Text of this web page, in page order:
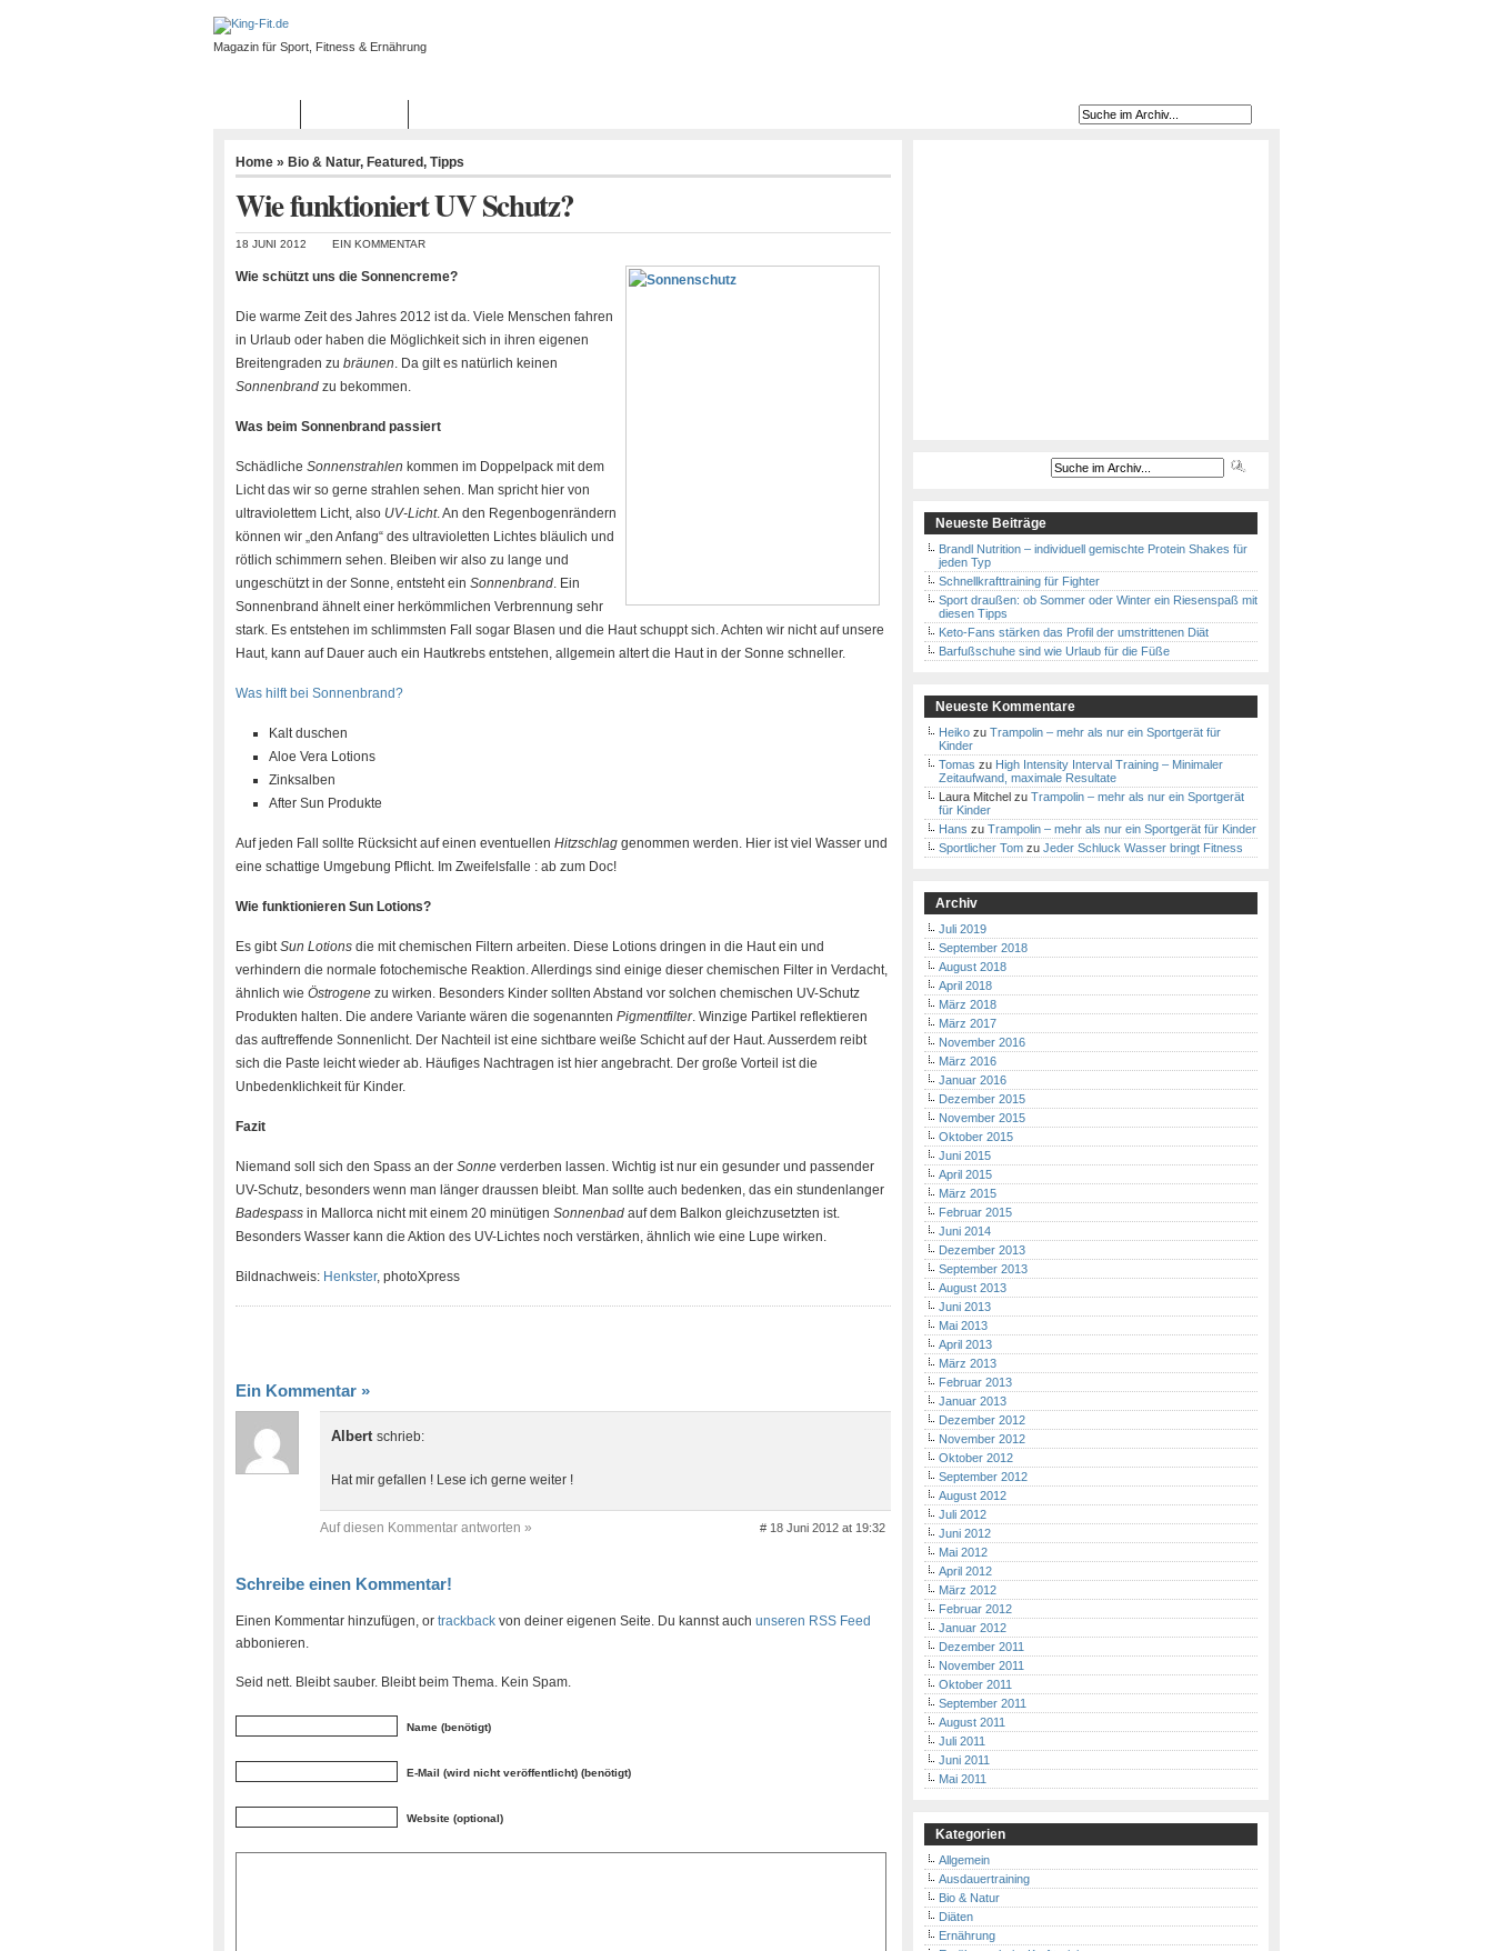
Magazin für Sport, Fitness & Ernährung
Home » Bio & Natur, Featured, Tipps
Wie funktioniert UV Schutz?
18 JUNI 2012 EIN KOMMENTAR
Wie schützt uns die Sonnencreme?
Die warme Zeit des Jahres 2012 ist da. Viele Menschen fahren
in Urlaub oder haben die Möglichkeit sich in ihren eigenen
Breitengraden zu bräunen. Da gilt es natürlich keinen
Sonnenbrand zu bekommen.
Was beim Sonnenbrand passiert
Schädliche Sonnenstrahlen kommen im Doppelpack mit dem
Licht das wir so gerne strahlen sehen. Man spricht hier von
ultraviolettem Licht, also UV-Licht. An den Regenbogenrändern
können wir „den Anfang“ des ultravioletten Lichtes bläulich und
rötlich schimmern sehen. Bleiben wir also zu lange und
ungeschützt in der Sonne, entsteht ein Sonnenbrand. Ein
Sonnenbrand ähnelt einer herkömmlichen Verbrennung sehr
stark. Es entstehen im schlimmsten Fall sogar Blasen und die Haut schuppt sich. Achten wir nicht auf unsere
Haut, kann auf Dauer auch ein Hautkrebs entstehen, allgemein altert die Haut in der Sonne schneller.
Was hilft bei Sonnenbrand?
Kalt duschen
Aloe Vera Lotions
Zinksalben
After Sun Produkte
Auf jeden Fall sollte Rücksicht auf einen eventuellen Hitzschlag genommen werden. Hier ist viel Wasser und
eine schattige Umgebung Pflicht. Im Zweifelsfalle : ab zum Doc!
Wie funktionieren Sun Lotions?
Es gibtSun Lotions die mit chemischen Filtern arbeiten. Diese Lotions dringen in die Haut ein und
verhindern die normale fotochemische Reaktion. Allerdings sind einige dieser chemischen Filter in Verdacht,
ähnlich wie Östrogene zu wirken. Besonders Kinder sollten Abstand vor solchen chemischen UV-Schutz
Produkten halten. Die andere Variante wären die sogenannten Pigmentfilter. Winzige Partikel reflektieren
das auftreffende Sonnenlicht. Der Nachteil ist eine sichtbare weiße Schicht auf der Haut. Ausserdem reibt
sich die Paste leicht wieder ab. Häufiges Nachtragen ist hier angebracht. Der große Vorteil ist die
Unbedenklichkeit für Kinder.
Fazit
Niemand soll sich den Spass an der Sonne verderben lassen. Wichtig ist nur ein gesunder und passender
UV-Schutz, besonders wenn man länger draussen bleibt. Man sollte auch bedenken, das ein stundenlanger
Badespass in Mallorca nicht mit einem 20 minütigen Sonnenbad auf dem Balkon gleichzusetzten ist.
Besonders Wasser kann die Aktion des UV-Lichtes noch verstärken, ähnlich wie eine Lupe wirken.
Bildnachweis: Henkster, photoXpress
Ein Kommentar »
Albert schrieb:
Hat mir gefallen ! Lese ich gerne weiter !
Auf diesen Kommentar antworten » # 18 Juni 2012 at 19:32
Schreibe einen Kommentar!
Einen Kommentar hinzufügen, or trackback von deiner eigenen Seite. Du kannst auch unseren RSS Feed
abbonieren.
Seid nett. Bleibt sauber. Bleibt beim Thema. Kein Spam.
Name (benötigt)
E-Mail (wird nicht veröffentlicht) (benötigt)
Website (optional)
Neueste Beiträge
Brandl Nutrition – individuell gemischte Protein Shakes für
jeden Typ
Schnellkrafttraining für Fighter
Sport draußen: ob Sommer oder Winter ein Riesenspaß mit
diesen Tipps
Keto-Fans stärken das Profil der umstrittenen Diät
Barfußschuhe sind wie Urlaub für die Füße
Neueste Kommentare
Heiko zu Trampolin – mehr als nur ein Sportgerät für
Kinder
Tomas zu High Intensity Interval Training – Minimaler
Zeitaufwand, maximale Resultate
Laura Mitchel zu Trampolin – mehr als nur ein Sportgerät
für Kinder
Hans zu Trampolin – mehr als nur ein Sportgerät für Kinder
Sportlicher Tom zu Jeder Schluck Wasser bringt Fitness
Archiv
Juli 2019
September 2018
August 2018
April 2018
März 2018
März 2017
November 2016
März 2016
Januar 2016
Dezember 2015
November 2015
Oktober 2015
Juni 2015
April 2015
März 2015
Februar 2015
Juni 2014
Dezember 2013
September 2013
August 2013
Juni 2013
Mai 2013
April 2013
März 2013
Februar 2013
Januar 2013
Dezember 2012
November 2012
Oktober 2012
September 2012
August 2012
Juli 2012
Juni 2012
Mai 2012
April 2012
März 2012
Februar 2012
Januar 2012
Dezember 2011
November 2011
Oktober 2011
September 2011
August 2011
Juli 2011
Juni 2011
Mai 2011
Kategorien
Allgemein
Ausdauertraining
Bio & Natur
Diäten
Ernährung